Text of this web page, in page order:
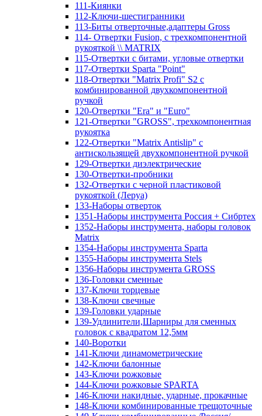
111-Киянки
112-Ключи-шестигранники
113-Биты отверточные,адаптеры Gross
114- Отвертки Fusion, c трехкомпонентной
рукояткой \\ MATRIX
115-Отвертки с битами, угловые отвертки
117-Отвертки Sparta "Point"
118-Отвертки "Matrix Profi" S2 с
комбинированной двухкомпонентной
ручкой
120-Отвертки "Era" и "Euro"
121-Отвертки "GROSS", трехкомпонентная
рукоятка
122-Отвертки "Matrix Antislip" с
антискользящей двухкомпонентной ручкой
129-Отвертки диэлектрические
130-Отвертки-пробники
132-Отвертки с черной пластиковой
рукояткой (Леруа)
133-Наборы отверток
1351-Наборы инструмента Россия + Сибртех
1352-Наборы инструмента, наборы головок
Matrix
1354-Наборы инструмента Sparta
1355-Наборы инструмента Stels
1356-Наборы инструмента GROSS
136-Головки сменные
137-Ключи торцевые
138-Ключи свечные
139-Головки ударные
139-Удлинители,Шарниры для сменных
головок с квадратом 12,5мм
140-Воротки
141-Ключи динамометрические
142-Ключи балонные
143-Ключи рожковые
144-Ключи рожковые SPARTA
146-Ключи накидные, ударные, прокачные
148-Ключи комбинированные трещоточные